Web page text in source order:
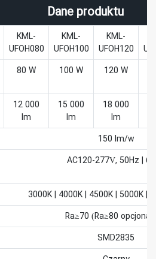
Dane produktu
KML-
UFOH080
KML-
UFOH100
KML-
UFOH120
80 W 100 W 120 W
12 000
lm
15 000
lm
18 000
lm
150 lm/w
AC120-277V, 50Hz |
3000K | 4000K | 4500K | 5000K |
Ra≥70 (Ra≥80
SMD2835